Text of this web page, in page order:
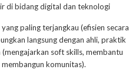
di bidang digital dan teknologi
paling terjangkau (efisien secara
langsung dengan ahli, praktik
soft skills, membantu
komunitas).